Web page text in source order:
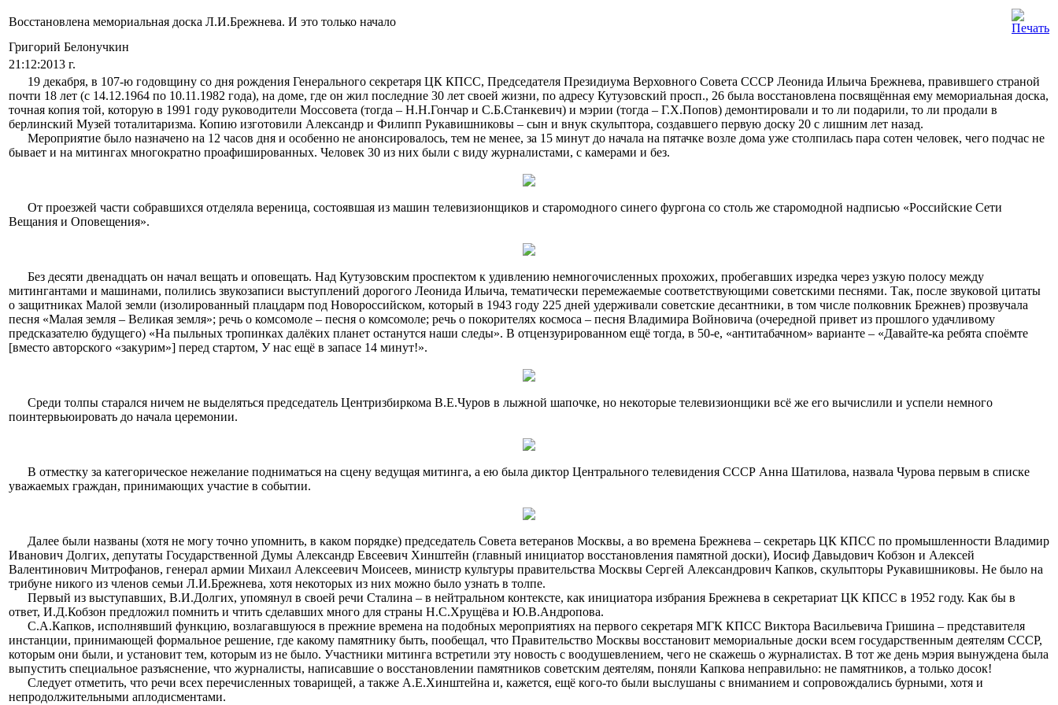
Восстановлена мемориальная доска Л.И.Брежнева. И это только начало
Григорий Белонучкин
21:12:2013 г.
19 декабря, в 107-ю годовщину со дня рождения Генерального секретаря ЦК КПСС, Председателя Президиума Верховного Совета СССР Леонида Ильича Брежнева, правившего страной
почти 18 лет (с 14.12.1964 по 10.11.1982 года), на доме, где он жил последние 30 лет своей жизни, по адресу Кутузовский просп., 26 была восстановлена посвящённая ему мемориальная доска,
точная копия той, которую в 1991 году руководители Моссовета (тогда – Н.Н.Гончар и С.Б.Станкевич) и мэрии (тогда – Г.Х.Попов) демонтировали и то ли подарили, то ли продали в
берлинский Музей тоталитаризма. Копию изготовили Александр и Филипп Рукавишниковы – сын и внук скульптора, создавшего первую доску 20 с лишним лет назад.
Мероприятие было назначено на 12 часов дня и особенно не анонсировалось, тем не менее, за 15 минут до начала на пятачке возле дома уже столпилась пара сотен человек, чего подчас не
бывает и на митингах многократно проафишированных. Человек 30 из них были с виду журналистами, с камерами и без.
От проезжей части собравшихся отделяла вереница, состоявшая из машин телевизионщиков и старомодного синего фургона со столь же старомодной надписью «Российские Сети
Вещания и Оповещения».
Без десяти двенадцать он начал вещать и оповещать. Над Кутузовским проспектом к удивлению немногочисленных прохожих, пробегавших изредка через узкую полосу между
митингантами и машинами, полились звукозаписи выступлений дорогого Леонида Ильича, тематически перемежаемые соответствующими советскими песнями. Так, после звуковой цитаты
о защитниках Малой земли (изолированный плацдарм под Новороссийском, который в 1943 году 225 дней удерживали советские десантники, в том числе полковник Брежнев) прозвучала
песня «Малая земля – Великая земля»; речь о комсомоле – песня о комсомоле; речь о покорителях космоса – песня Владимира Войновича (очередной привет из прошлого удачливому
предсказателю будущего) «На пыльных тропинках далёких планет останутся наши следы». В отцензурированном ещё тогда, в 50-е, «антитабачном» варианте – «Давайте-ка ребята споёмте
[вместо авторского «закурим»] перед стартом, У нас ещё в запасе 14 минут!».
Среди толпы старался ничем не выделяться председатель Центризбиркома В.Е.Чуров в лыжной шапочке, но некоторые телевизионщики всё же его вычислили и успели немного
поинтервьюировать до начала церемонии.
В отместку за категорическое нежелание подниматься на сцену ведущая митинга, а ею была диктор Центрального телевидения СССР Анна Шатилова, назвала Чурова первым в списке
уважаемых граждан, принимающих участие в событии.
Далее были названы (хотя не могу точно упомнить, в каком порядке) председатель Совета ветеранов Москвы, а во времена Брежнева – секретарь ЦК КПСС по промышленности Владимир
Иванович Долгих, депутаты Государственной Думы Александр Евсеевич Хинштейн (главный инициатор восстановления памятной доски), Иосиф Давыдович Кобзон и Алексей
Валентинович Митрофанов, генерал армии Михаил Алексеевич Моисеев, министр культуры правительства Москвы Сергей Александрович Капков, скульпторы Рукавишниковы. Не было на
трибуне никого из членов семьи Л.И.Брежнева, хотя некоторых из них можно было узнать в толпе.
Первый из выступавших, В.И.Долгих, упомянул в своей речи Сталина – в нейтральном контексте, как инициатора избрания Брежнева в секретариат ЦК КПСС в 1952 году. Как бы в
ответ, И.Д.Кобзон предложил помнить и чтить сделавших много для страны Н.С.Хрущёва и Ю.В.Андропова.
С.А.Капков, исполнявший функцию, возлагавшуюся в прежние времена на подобных мероприятиях на первого секретаря МГК КПСС Виктора Васильевича Гришина – представителя
инстанции, принимающей формальное решение, где какому памятнику быть, пообещал, что Правительство Москвы восстановит мемориальные доски всем государственным деятелям СССР,
которым они были, и установит тем, которым из не было. Участники митинга встретили эту новость с воодушевлением, чего не скажешь о журналистах. В тот же день мэрия вынуждена была
выпустить специальное разъяснение, что журналисты, написавшие о восстановлении памятников советским деятелям, поняли Капкова неправильно: не памятников, а только досок!
Следует отметить, что речи всех перечисленных товарищей, а также А.Е.Хинштейна и, кажется, ещё кого-то были выслушаны с вниманием и сопровождались бурными, хотя и
непродолжительными аплодисментами.